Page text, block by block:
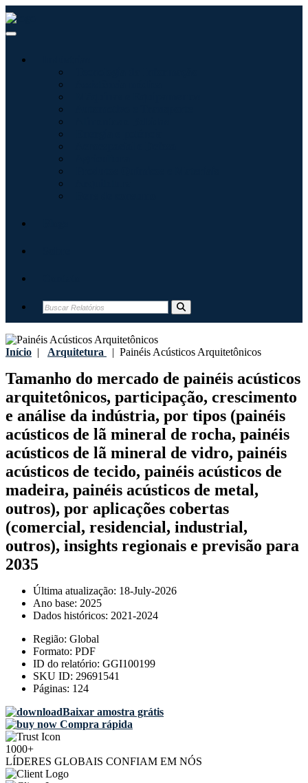
Início | Arquitetura | Painéis Acústicos Arquitetônicos
Tamanho do mercado de painéis acústicos
arquitetônicos, participação, crescimento
e análise da indústria, por tipos (painéis
acústicos de lã mineral de rocha, painéis
acústicos de lã mineral de vidro, painéis
acústicos de tecido, painéis acústicos de
madeira, painéis acústicos de metal,
outros), por aplicações cobertas
(comercial, residencial, industrial,
outros), insights regionais e previsão para
2035
Última atualização: 18-July-2026
Ano base: 2025
Dados históricos: 2021-2024
Região: Global
Formato: PDF
ID do relatório: GGI100199
SKU ID: 29691541
Páginas: 124
Baixar amostra grátis
Compra rápida
1000+
LÍDERES GLOBAIS CONFIAM EM NÓS